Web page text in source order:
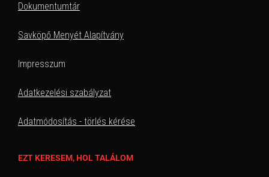
Dokumentumtár
Savköpő Menyét Alapítvány
Impresszum
Adatkezelési szabályzat
Adatmódosítás - törlés kérése
EZT KERESEM, HOL TALÁLOM